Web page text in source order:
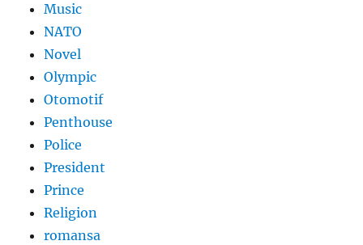
Music
NATO
Novel
Olympic
Otomotif
Penthouse
Police
President
Prince
Religion
romansa